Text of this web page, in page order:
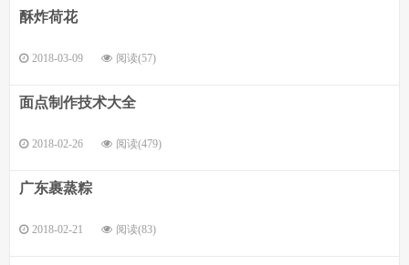
酥炸荷花
2018-03-09 阅读(57)
面点制作技术大全
2018-02-26 阅读(479)
广东裹蒸粽
2018-02-21 阅读(83)